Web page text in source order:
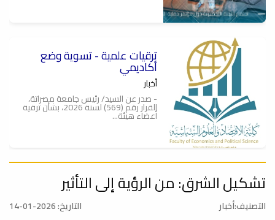
ترقيات علمية - تسوية وضع
أكاديمي
أخبار
- صدر عن السيد/ رئيس جامعة مصراتة،
القرار رقم (569) لسنة 2026، بشأن ترقية
أعضاء هيئة...
الإجتماع العلمي الرابع
أخبار
عُقد صباح يوم الثلاثاء 19-05-2026، عند
تشكيل الشرق: من الرؤية إلى التأثير
التصنيف:أخبار التاريخ: 2026-01-14